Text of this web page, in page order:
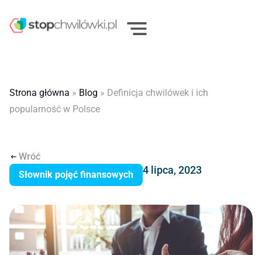
Strona główna » Blog » Definicja chwilówek i ich
popularność w Polsce
Wróć
Słownik pojęć finansowych
4 lipca, 2023